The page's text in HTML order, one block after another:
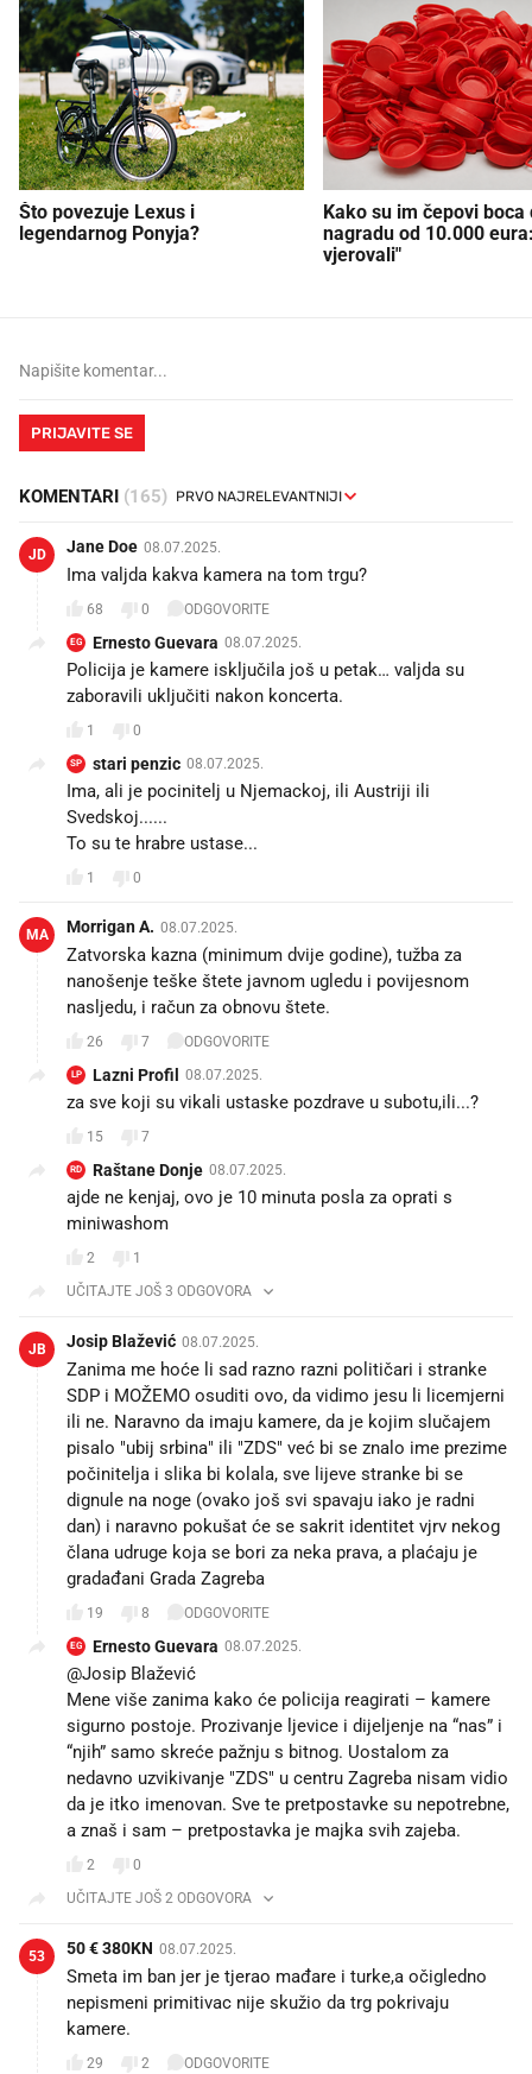
Što povezuje Lexus i
legendarnog Ponyja?
Kako su im čepovi boca
nagradu od 10.000
vjerovali"
PRIJAVITE SE
KOMENTARI (165)
JD Jane Doe 08.07.2025.
Ima valjda kakva kamera na tom trgu?
68 0 ODGOVORITE
EG Ernesto Guevara 08.07.2025.
Policija je kamere isključila još u petak… valjda su
zaboravili uključiti nakon koncerta.
1 0
SP stari penzic 08.07.2025.
Ima, ali je pocinitelj u Njemackoj, ili Austriji ili
Svedskoj......
To su te hrabre ustase...
1 0
MA Morrigan A. 08.07.2025.
Zatvorska kazna (minimum dvije godine), tužba za
nanošenje teške štete javnom ugledu i povijesnom
nasljedu, i račun za obnovu štete.
26 7 ODGOVORITE
LP Lazni Profil 08.07.2025.
za sve koji su vikali ustaske pozdrave u subotu,ili...?
15 7
RD Raštane Donje 08.07.2025.
ajde ne kenjaj, ovo je 10 minuta posla za oprati s
miniwashom
2
1
UČITAJTE JOŠ 3 ODGOVORA
JB Josip Blažević 08.07.2025.
Zanima me hoće li sad razno razni političari i stranke
SDP i MOŽEMO osuditi ovo, da vidimo jesu li licemjerni
ili ne. Naravno da imaju kamere, da je kojim slučajem
pisalo "ubij srbina" ili "ZDS" već bi se znalo ime prezime
počinitelja i slika bi kolala, sve lijeve stranke bi se
dignule na noge (ovako još svi spavaju iako je radni
dan) i naravno pokušat će se sakrit identitet vjrv nekog
člana udruge koja se bori za neka prava, a plaćaju je
gradađani Grada Zagreba
19 8 ODGOVORITE
EG Ernesto Guevara 08.07.2025.
@Josip Blažević
Mene više zanima kako će policija reagirati – kamere
sigurno postoje. Prozivanje ljevice i dijeljenje na “nas” i
“njih” samo skreće pažnju s bitnog. Uostalom za
nedavno uzvikivanje "ZDS" u centru Zagreba nisam vidio
da je itko imenovan. Sve te pretpostavke su nepotrebne,
a znaš i sam – pretpostavka je majka svih zajeba.
2
0
UČITAJTE JOŠ 2 ODGOVORA
53 50 € 380KN 08.07.2025.
Smeta im ban jer je tjerao mađare i turke,a očigledno
nepismeni primitivac nije skužio da trg pokrivaju
kamere.
29 2 ODGOVORITE